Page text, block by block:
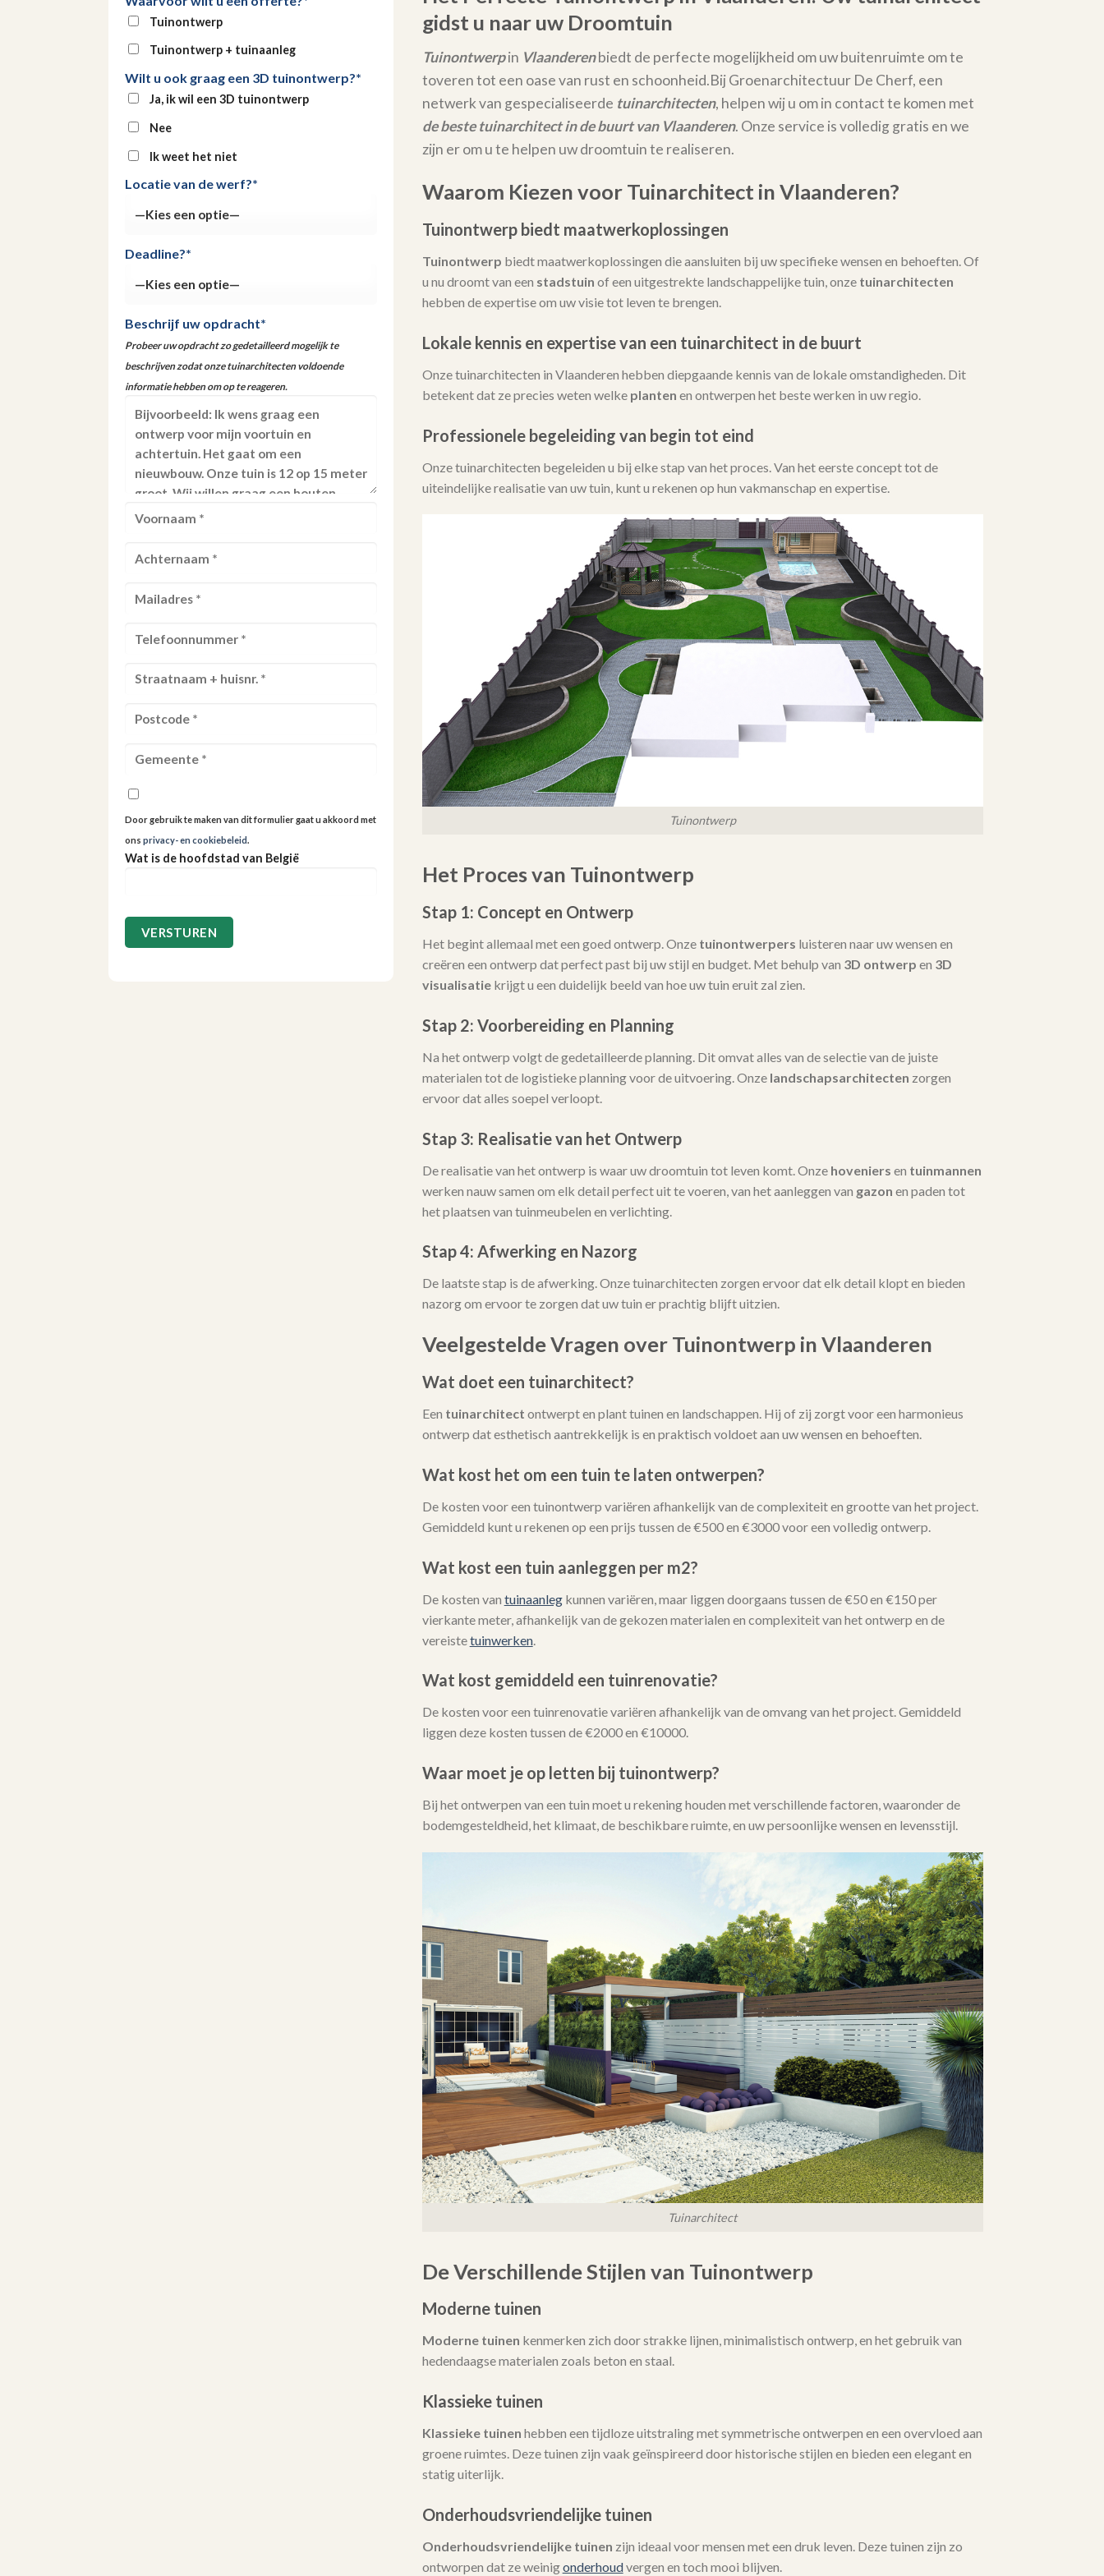
Tuinontwerp
Tuinontwerp + tuinaanleg
Wilt u ook graag een 3D tuinontwerp?*
Ja, ik wil een 3D tuinontwerp
Nee
Ik weet het niet
Locatie van de werf?*
Deadline?*
Beschrijf uw opdracht*
Probeer uw opdracht zo gedetailleerd mogelijk te
beschrijven zodat onze tuinarchitecten voldoende
informatie hebben om op te reageren.
Door gebruik te maken van dit formulier gaat u akkoord met
ons privacy- en cookiebeleid.
Wat is de hoofdstad van België
gidst u naar uw Droomtuin
Tuinontwerpin Vlaanderenbiedt de perfecte mogelijkheid om uw buitenruimte om te
toveren tot een oase van rust en schoonheid.Bij Groenarchitectuur De Cherf, een
netwerk van gespecialiseerde tuinarchitecten, helpen wij u om in contact te komen met
de beste tuinarchitect in de buurt van Vlaanderen. Onze service is volledig gratis en we
zijn er om u te helpen uw droomtuin te realiseren.
Waarom Kiezen voor Tuinarchitect in Vlaanderen?
Tuinontwerp biedt maatwerkoplossingen
Tuinontwerp biedt maatwerkoplossingen die aansluiten bij uw specifieke wensen en behoeften. Of
u nu droomt van een stadstuin of een uitgestrekte landschappelijke tuin, onze tuinarchitecten
hebben de expertise om uw visie tot leven te brengen.
Lokale kennis en expertise van een tuinarchitect in de buurt
Onze tuinarchitecten in Vlaanderen hebben diepgaande kennis van de lokale omstandigheden. Dit
betekent dat ze precies weten welke planten en ontwerpen het beste werken in uw regio.
Professionele begeleiding van begin tot eind
Onze tuinarchitecten begeleiden u bij elke stap van het proces. Van het eerste concept tot de
uiteindelijke realisatie van uw tuin, kunt u rekenen op hun vakmanschap en expertise.
Tuinontwerp
Het Proces van Tuinontwerp
Stap 1: Concept en Ontwerp
Het begint allemaal met een goed ontwerp. Onze tuinontwerpers luisteren naar uw wensen en
creëren een ontwerp dat perfect past bij uw stijl en budget. Met behulp van 3D ontwerp en 3D
visualisatiekrijgt u een duidelijk beeld van hoe uw tuin eruit zal zien.
Stap 2: Voorbereiding en Planning
Na het ontwerp volgt de gedetailleerde planning. Dit omvat alles van de selectie van de juiste
materialen tot de logistieke planning voor de uitvoering. Onze landschapsarchitecten zorgen
ervoor dat alles soepel verloopt.
Stap 3: Realisatie van het Ontwerp
De realisatie van het ontwerp is waar uw droomtuin tot leven komt. Onze hoveniers en tuinmannen
werken nauw samen om elk detail perfect uit te voeren, van het aanleggen van gazon en paden tot
het plaatsen van tuinmeubelen en verlichting.
Stap 4: Afwerking en Nazorg
De laatste stap is de afwerking. Onze tuinarchitecten zorgen ervoor dat elk detail klopt en bieden
nazorg om ervoor te zorgen dat uw tuin er prachtig blijft uitzien.
Veelgestelde Vragen over Tuinontwerp in Vlaanderen
Wat doet een tuinarchitect?
Een tuinarchitect ontwerpt en plant tuinen en landschappen. Hij of zij zorgt voor een harmonieus
ontwerp dat esthetisch aantrekkelijk is en praktisch voldoet aan uw wensen en behoeften.
Wat kost het om een tuin te laten ontwerpen?
De kosten voor een tuinontwerp variëren afhankelijk van de complexiteit en grootte van het project.
Gemiddeld kunt u rekenen op een prijs tussen de €500 en €3000 voor een volledig ontwerp.
Wat kost een tuin aanleggen per m2?
De kosten van tuinaanlegkunnen variëren, maar liggen doorgaans tussen de €50 en €150 per
vierkante meter, afhankelijk van de gekozen materialen en complexiteit van het ontwerp en de
vereistetuinwerken.
Wat kost gemiddeld een tuinrenovatie?
De kosten voor een tuinrenovatie variëren afhankelijk van de omvang van het project. Gemiddeld
liggen deze kosten tussen de €2000 en €10000.
Waar moet je op letten bij tuinontwerp?
Bij het ontwerpen van een tuin moet u rekening houden met verschillende factoren, waaronder de
bodemgesteldheid, het klimaat, de beschikbare ruimte, en uw persoonlijke wensen en levensstijl.
Tuinarchitect
De Verschillende Stijlen van Tuinontwerp
Moderne tuinen
Moderne tuinen kenmerken zich door strakke lijnen, minimalistisch ontwerp, en het gebruik van
hedendaagse materialen zoals beton en staal.
Klassieke tuinen
Klassieke tuinen hebben een tijdloze uitstraling met symmetrische ontwerpen en een overvloed aan
groene ruimtes. Deze tuinen zijn vaak geïnspireerd door historische stijlen en bieden een elegant en
statig uiterlijk.
Onderhoudsvriendelijke tuinen
Onderhoudsvriendelijke tuinen zijn ideaal voor mensen met een druk leven. Deze tuinen zijn zo
ontworpen dat ze weinigonderhoudvergen en toch mooi blijven.